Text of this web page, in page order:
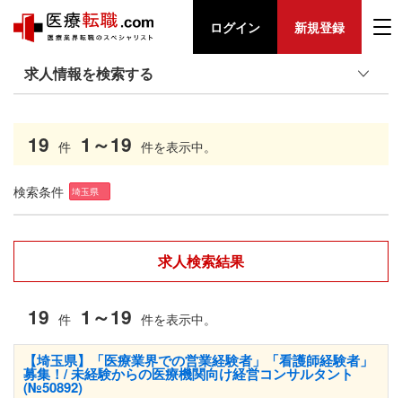
ログイン 新規登録
求人情報を検索する
19 件 1～19 件を表示中。
検索条件 埼玉県
求人検索結果
19 件 1～19 件を表示中。
【埼玉県】「医療業界での営業経験者」「看護師経験者」
募集！/ 未経験からの医療機関向け経営コンサルタント
(№50892)